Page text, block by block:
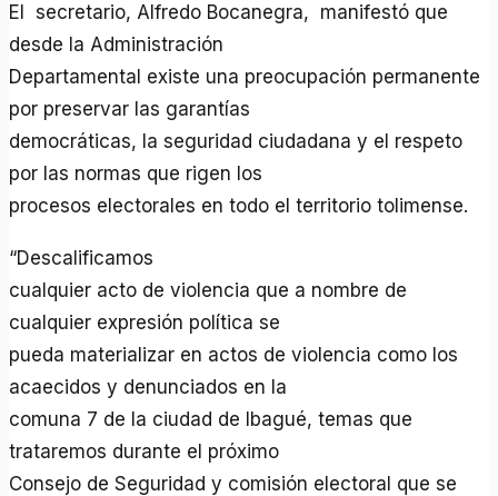
El secretario, Alfredo Bocanegra, manifestó que
desde la Administración
Departamental existe una preocupación permanente
por preservar las garantías
democráticas, la seguridad ciudadana y el respeto
por las normas que rigen los
procesos electorales en todo el territorio tolimense.
“Descalificamos
cualquier acto de violencia que a nombre de
cualquier expresión política se
pueda materializar en actos de violencia como los
acaecidos y denunciados en la
comuna 7 de la ciudad de Ibagué, temas que
trataremos durante el próximo
Consejo de Seguridad y comisión electoral que se